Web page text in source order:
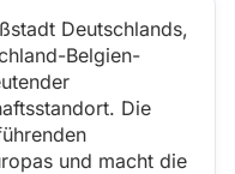
Deutschlands,
Belgien-
Die
und macht die